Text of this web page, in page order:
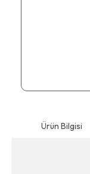
Ürün Bilgisi